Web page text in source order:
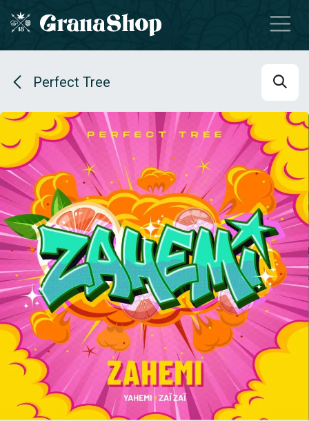
Se rendre au contenu
Perfect Tree